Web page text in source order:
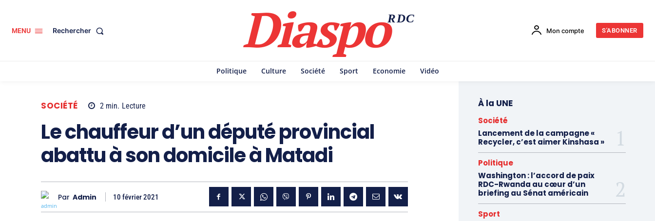
MENU Rechercher DiaspoRDC
Mon compte S'ABONNER
Politique Culture Société Sport Economie Vidéo
SOCIÉTÉ 2min. Lecture
Le chauffeur d’un député provincial
abattu à son domicile à Matadi
Par Admin 10 février 2021
À la UNE
Société
Lancement de la campagne «
Recycler, c’est aimer Kinshasa »
Politique
Washington : l’accord de paix
RDC-Rwanda au cœur d’un
briefing au Sénat américain
Sport